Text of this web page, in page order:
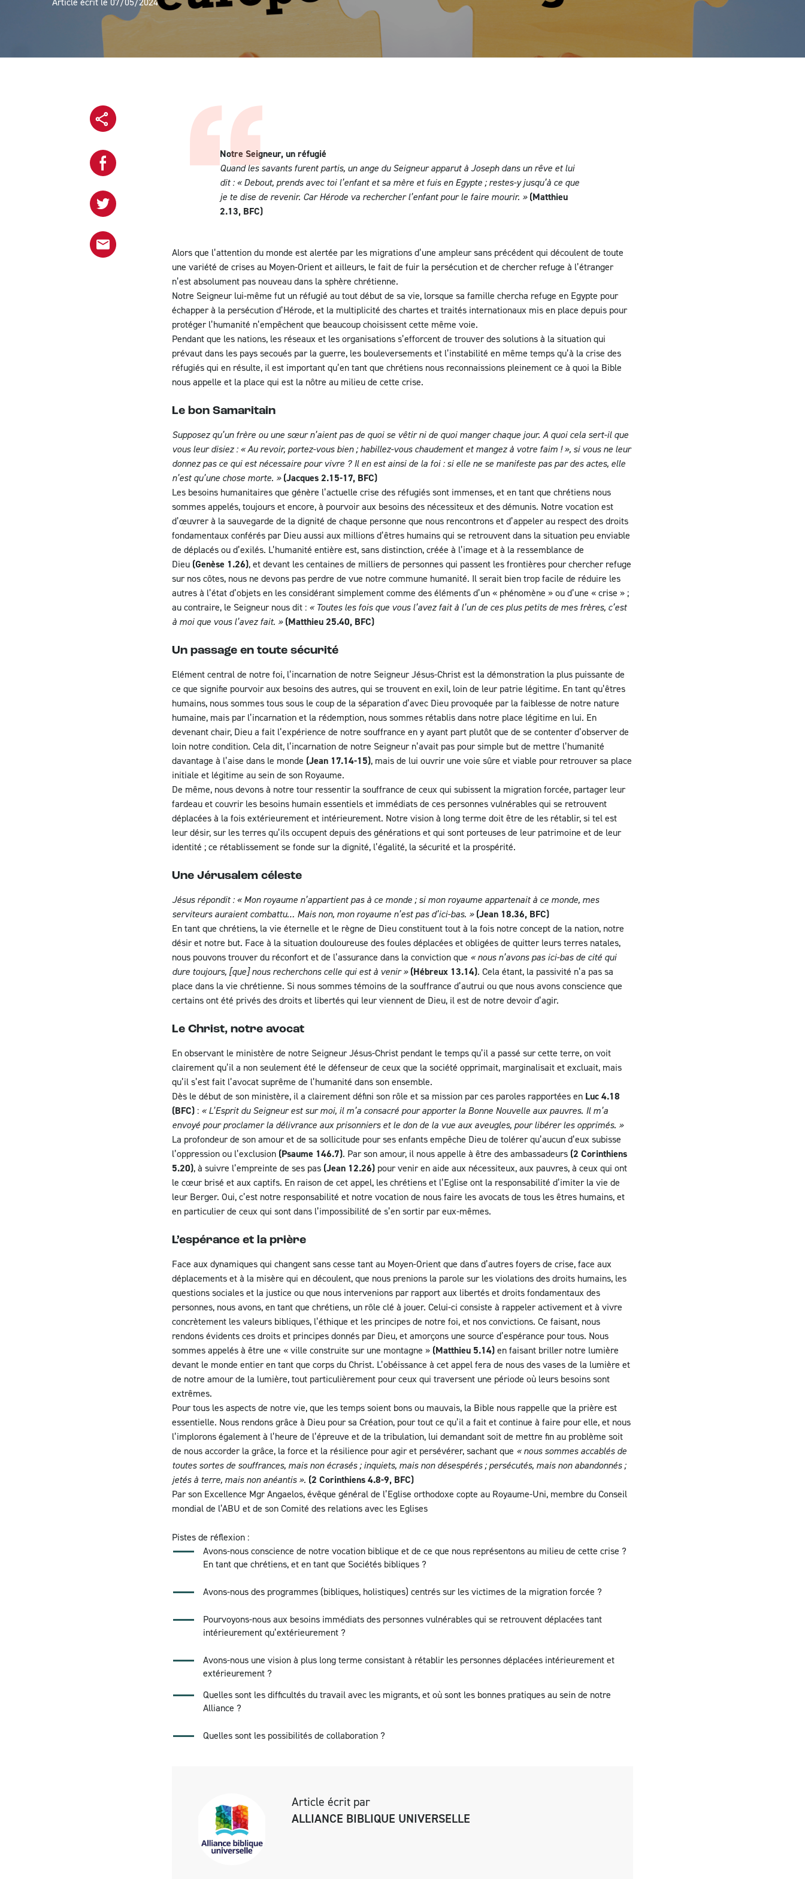
Statistiques mondiales des écritures
Partager le projet par email
Notre Seigneur, un réfugié
Quand les savants furent partis, un ange du Seigneur apparut à Joseph dans un rêve et lui
dit : « Debout, prends avec toi l’enfant et sa mère et fuis en Egypte ; restes-y jusqu’à ce que
je te dise de revenir. Car Hérode va rechercher l’enfant pour le faire mourir. »(Matthieu
2.13, BFC)
Alors que l’attention du monde est alertée par les migrations d’une ampleur sans précédent qui découlent de toute
une variété de crises au Moyen-Orient et ailleurs, le fait de fuir la persécution et de chercher refuge à l’étranger
n’est absolument pas nouveau dans la sphère chrétienne.
Notre Seigneur lui-même fut un réfugié au tout début de sa vie, lorsque sa famille chercha refuge en Egypte pour
échapper à la persécution d’Hérode, et la multiplicité des chartes et traités internationaux mis en place depuis pour
protéger l’humanité n’empêchent que beaucoup choisissent cette même voie.
Pendant que les nations, les réseaux et les organisations s’efforcent de trouver des solutions à la situation qui
prévaut dans les pays secoués par la guerre, les bouleversements et l’instabilité en même temps qu’à la crise des
réfugiés qui en résulte, il est important qu’en tant que chrétiens nous reconnaissions pleinement ce à quoi la Bible
nous appelle et la place qui est la nôtre au milieu de cette crise.
Le bon Samaritain
Supposez qu’un frère ou une sœur n’aient pas de quoi se vêtir ni de quoi manger chaque jour. A quoi cela sert-il que
vous leur disiez : « Au revoir, portez-vous bien ; habillez-vous chaudement et mangez à votre faim ! », si vous ne leur
donnez pas ce qui est nécessaire pour vivre ? Il en est ainsi de la foi : si elle ne se manifeste pas par des actes, elle
n’est qu’une chose morte. »(Jacques 2.15-17, BFC)
Les besoins humanitaires que génère l’actuelle crise des réfugiés sont immenses, et en tant que chrétiens nous
sommes appelés, toujours et encore, à pourvoir aux besoins des nécessiteux et des démunis. Notre vocation est
d’œuvrer à la sauvegarde de la dignité de chaque personne que nous rencontrons et d’appeler au respect des droits
fondamentaux conférés par Dieu aussi aux millions d’êtres humains qui se retrouvent dans la situation peu enviable
de déplacés ou d’exilés. L’humanité entière est, sans distinction, créée à l’image et à la ressemblance de
Dieu (Genèse 1.26), et devant les centaines de milliers de personnes qui passent les frontières pour chercher refuge
sur nos côtes, nous ne devons pas perdre de vue notre commune humanité. Il serait bien trop facile de réduire les
autres à l’état d’objets en les considérant simplement comme des éléments d’un « phénomène » ou d’une « crise » ;
au contraire, le Seigneur nous dit : « Toutes les fois que vous l’avez fait à l’un de ces plus petits de mes frères, c’est
à moi que vous l’avez fait. »(Matthieu 25.40, BFC)
Un passage en toute sécurité
Elément central de notre foi, l’incarnation de notre Seigneur Jésus-Christ est la démonstration la plus puissante de
ce que signifie pourvoir aux besoins des autres, qui se trouvent en exil, loin de leur patrie légitime. En tant qu’êtres
humains, nous sommes tous sous le coup de la séparation d’avec Dieu provoquée par la faiblesse de notre nature
humaine, mais par l’incarnation et la rédemption, nous sommes rétablis dans notre place légitime en lui. En
devenant chair, Dieu a fait l’expérience de notre souffrance en y ayant part plutôt que de se contenter d’observer de
loin notre condition. Cela dit, l’incarnation de notre Seigneur n’avait pas pour simple but de mettre l’humanité
davantage à l’aise dans le monde (Jean 17.14-15), mais de lui ouvrir une voie sûre et viable pour retrouver sa place
initiale et légitime au sein de son Royaume.
De même, nous devons à notre tour ressentir la souffrance de ceux qui subissent la migration forcée, partager leur
fardeau et couvrir les besoins humain essentiels et immédiats de ces personnes vulnérables qui se retrouvent
déplacées à la fois extérieurement et intérieurement. Notre vision à long terme doit être de les rétablir, si tel est
leur désir, sur les terres qu’ils occupent depuis des générations et qui sont porteuses de leur patrimoine et de leur
identité ; ce rétablissement se fonde sur la dignité, l’égalité, la sécurité et la prospérité.
Une Jérusalem céleste
Jésus répondit : « Mon royaume n’appartient pas à ce monde ; si mon royaume appartenait à ce monde, mes
serviteurs auraient combattu… Mais non, mon royaume n’est pas d’ici-bas. »(Jean 18.36, BFC)
En tant que chrétiens, la vie éternelle et le règne de Dieu constituent tout à la fois notre concept de la nation, notre
désir et notre but. Face à la situation douloureuse des foules déplacées et obligées de quitter leurs terres natales,
nous pouvons trouver du réconfort et de l’assurance dans la conviction que « nous n’avons pas ici-bas de cité qui
dure toujours, [que] nous recherchons celle qui est à venir »(Hébreux 13.14). Cela étant, la passivité n’a pas sa
place dans la vie chrétienne. Si nous sommes témoins de la souffrance d’autrui ou que nous avons conscience que
certains ont été privés des droits et libertés qui leur viennent de Dieu, il est de notre devoir d’agir.
Le Christ, notre avocat
En observant le ministère de notre Seigneur Jésus-Christ pendant le temps qu’il a passé sur cette terre, on voit
clairement qu’il a non seulement été le défenseur de ceux que la société opprimait, marginalisait et excluait, mais
qu’il s’est fait l’avocat suprême de l’humanité dans son ensemble.
Dès le début de son ministère, il a clairement défini son rôle et sa mission par ces paroles rapportées en Luc 4.18
(BFC) : « L’Esprit du Seigneur est sur moi, il m’a consacré pour apporter la Bonne Nouvelle aux pauvres. Il m’a
envoyé pour proclamer la délivrance aux prisonniers et le don de la vue aux aveugles, pour libérer les opprimés. »
La profondeur de son amour et de sa sollicitude pour ses enfants empêche Dieu de tolérer qu’aucun d’eux subisse
l’oppression ou l’exclusion (Psaume 146.7). Par son amour, il nous appelle à être des ambassadeurs (2 Corinthiens
5.20), à suivre l’empreinte de ses pas (Jean 12.26) pour venir en aide aux nécessiteux, aux pauvres, à ceux qui ont
le cœur brisé et aux captifs. En raison de cet appel, les chrétiens et l’Eglise ont la responsabilité d’imiter la vie de
leur Berger. Oui, c’est notre responsabilité et notre vocation de nous faire les avocats de tous les êtres humains, et
en particulier de ceux qui sont dans l’impossibilité de s’en sortir par eux-mêmes.
L’espérance et la prière
Face aux dynamiques qui changent sans cesse tant au Moyen-Orient que dans d’autres foyers de crise, face aux
déplacements et à la misère qui en découlent, que nous prenions la parole sur les violations des droits humains, les
questions sociales et la justice ou que nous intervenions par rapport aux libertés et droits fondamentaux des
personnes, nous avons, en tant que chrétiens, un rôle clé à jouer. Celui-ci consiste à rappeler activement et à vivre
concrètement les valeurs bibliques, l’éthique et les principes de notre foi, et nos convictions. Ce faisant, nous
rendons évidents ces droits et principes donnés par Dieu, et amorçons une source d’espérance pour tous. Nous
sommes appelés à être une « ville construite sur une montagne » (Matthieu 5.14)en faisant briller notre lumière
devant le monde entier en tant que corps du Christ. L’obéissance à cet appel fera de nous des vases de la lumière et
de notre amour de la lumière, tout particulièrement pour ceux qui traversent une période où leurs besoins sont
extrêmes.
Pour tous les aspects de notre vie, que les temps soient bons ou mauvais, la Bible nous rappelle que la prière est
essentielle. Nous rendons grâce à Dieu pour sa Création, pour tout ce qu’il a fait et continue à faire pour elle, et nous
l’implorons également à l’heure de l’épreuve et de la tribulation, lui demandant soit de mettre fin au problème soit
de nous accorder la grâce, la force et la résilience pour agir et persévérer, sachant que « nous sommes accablés de
toutes sortes de souffrances, mais non écrasés ; inquiets, mais non désespérés ; persécutés, mais non abandonnés ;
jetés à terre, mais non anéantis ». (2 Corinthiens 4.8-9, BFC)
Par son Excellence Mgr Angaelos, évêque général de l’Eglise orthodoxe copte au Royaume-Uni, membre du Conseil
mondial de l’ABU et de son Comité des relations avec les Eglises
Pistes de réflexion :
Avons-nous conscience de notre vocation biblique et de ce que nous représentons au milieu de cette crise ?
En tant que chrétiens, et en tant que Sociétés bibliques ?
Avons-nous des programmes (bibliques, holistiques) centrés sur les victimes de la migration forcée ?
Pourvoyons-nous aux besoins immédiats des personnes vulnérables qui se retrouvent déplacées tant
intérieurement qu’extérieurement ?
Avons-nous une vision à plus long terme consistant à rétablir les personnes déplacées intérieurement et
extérieurement ?
Quelles sont les difficultés du travail avec les migrants, et où sont les bonnes pratiques au sein de notre
Alliance ?
Quelles sont les possibilités de collaboration ?
Article écrit par
ALLIANCE BIBLIQUE UNIVERSELLE